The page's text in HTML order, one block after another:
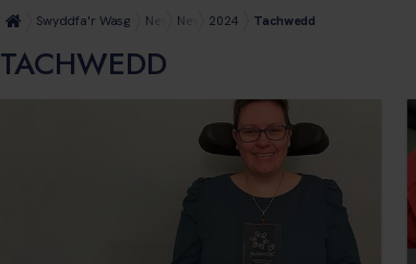
Swyddfa'r Wasg Newyddion a Digwyddiadau
Newyddion
2024 Tachwedd
TACHWEDD